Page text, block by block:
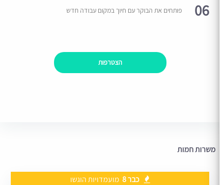
06 פותחים את הבוקר עם חיוך במקום עבודה חדש
הצטרפות
משרות חמות
כבר 8 מועמדויות הוגשו